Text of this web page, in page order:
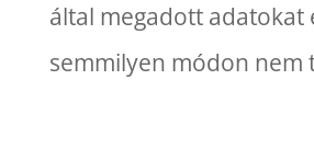
által megadott adatokat
semmilyen módon nem